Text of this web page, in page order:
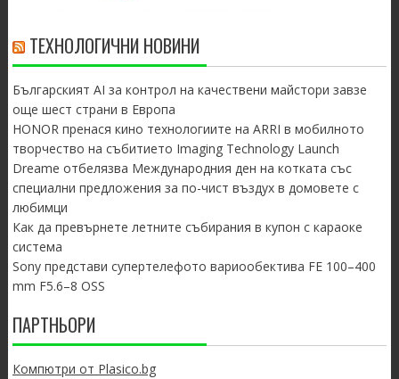
ТЕХНОЛОГИЧНИ НОВИНИ
Българският AI за контрол на качествени майстори завзе
още шест страни в Европа
HONOR пренася кино технологиите на ARRI в мобилното
творчество на събитието Imaging Technology Launch
Dreame отбелязва Международния ден на котката със
специални предложения за по-чист въздух в домовете с
любимци
Как да превърнете летните събирания в купон с караоке
система
Sony представи супертелефото вариообектива FE 100–400
mm F5.6–8 OSS
ПАРТНЬОРИ
Компютри от Plasico.bg